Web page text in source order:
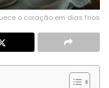
o coração em dias frios